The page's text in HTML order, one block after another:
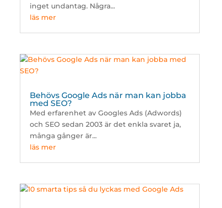
inget undantag. Några...
läs mer
Behövs Google Ads när man kan jobba
med SEO?
Med erfarenhet av Googles Ads (Adwords)
och SEO sedan 2003 är det enkla svaret ja,
många gånger är...
läs mer